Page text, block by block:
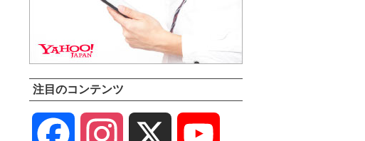
注目のコンテンツ
Facebook Instagram